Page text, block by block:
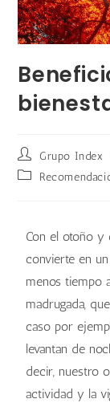
Grupo Index
Con el otoño y
convierte en
menos tiempo
madrugada,
caso por
levantan de
decir, nuestro
actividad y la